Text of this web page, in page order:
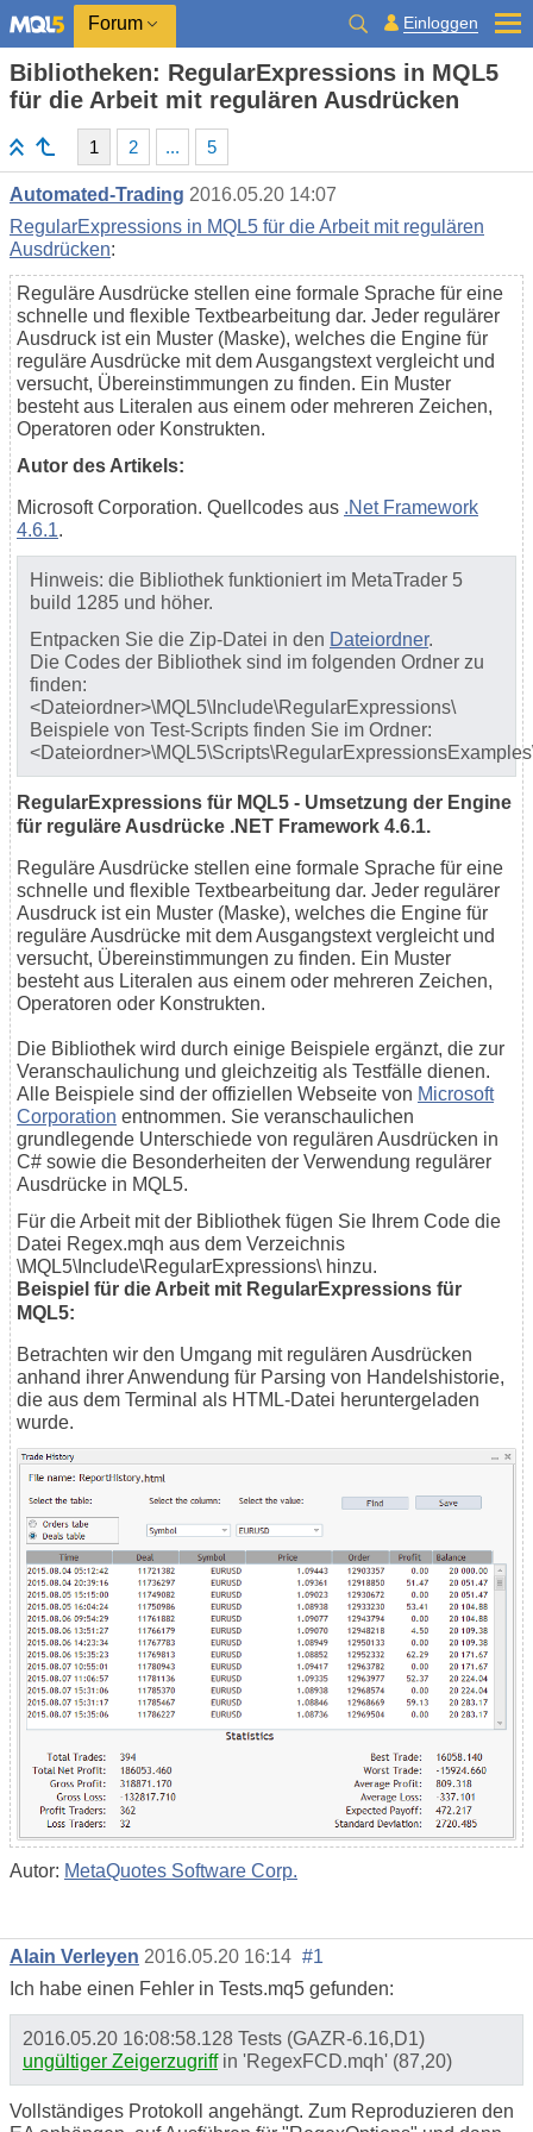
Forum Einloggen
Bibliotheken: RegularExpressions in MQL5
für die Arbeit mit regulären Ausdrücken
1 2 ... 5
Automated-Trading 2016.05.20 14:07
RegularExpressions in MQL5 für die Arbeit mit regulären
Ausdrücken:
Reguläre Ausdrücke stellen eine formale Sprache für eine
schnelle und flexible Textbearbeitung dar. Jeder regulärer
Ausdruck ist ein Muster (Maske), welches die Engine für
reguläre Ausdrücke mit dem Ausgangstext vergleicht und
versucht, Übereinstimmungen zu finden. Ein Muster
besteht aus Literalen aus einem oder mehreren Zeichen,
Operatoren oder Konstrukten.
Autor des Artikels:
Microsoft Corporation. Quellcodes aus .Net Framework
4.6.1.
Hinweis: die Bibliothek funktioniert im MetaTrader 5
build 1285 und höher.
Entpacken Sie die Zip-Datei in den Dateiordner.
Die Codes der Bibliothek sind im folgenden Ordner zu
finden:
<Dateiordner>\MQL5\Include\RegularExpressions\
Beispiele von Test-Scripts finden Sie im Ordner:
RegularExpressions für MQL5 - Umsetzung der Engine
für reguläre Ausdrücke .NET Framework 4.6.1.
Reguläre Ausdrücke stellen eine formale Sprache für eine
schnelle und flexible Textbearbeitung dar. Jeder regulärer
Ausdruck ist ein Muster (Maske), welches die Engine für
reguläre Ausdrücke mit dem Ausgangstext vergleicht und
versucht, Übereinstimmungen zu finden. Ein Muster
besteht aus Literalen aus einem oder mehreren Zeichen,
Operatoren oder Konstrukten.
Die Bibliothek wird durch einige Beispiele ergänzt, die zur
Veranschaulichung und gleichzeitig als Testfälle dienen.
Alle Beispiele sind der offiziellen Webseite von Microsoft
Corporation entnommen. Sie veranschaulichen
grundlegende Unterschiede von regulären Ausdrücken in
C# sowie die Besonderheiten der Verwendung regulärer
Ausdrücke in MQL5.
Für die Arbeit mit der Bibliothek fügen Sie Ihrem Code die
Datei Regex.mqh aus dem Verzeichnis
\MQL5\Include\RegularExpressions\ hinzu.
Beispiel für die Arbeit mit RegularExpressions für
MQL5:
Betrachten wir den Umgang mit regulären Ausdrücken
anhand ihrer Anwendung für Parsing von Handelshistorie,
die aus dem Terminal als HTML-Datei heruntergeladen
wurde.
Autor: MetaQuotes Software Corp.
Alain Verleyen 2016.05.20 16:14 #1
Ich habe einen Fehler in Tests.mq5 gefunden:
2016.05.20 16:08:58.128 Tests (GAZR-6.16,D1)
ungültiger Zeigerzugriffin 'RegexFCD.mqh' (87,20)
Vollständiges Protokoll angehängt. Zum Reproduzieren den